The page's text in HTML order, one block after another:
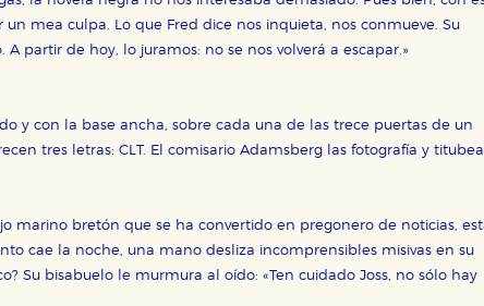
mea culpa. Lo que Fred dice nos inquieta, nos conmueve. Su
partir de hoy, lo juramos: no se nos volverá a escapar.»
y con la base ancha, sobre cada una de las trece puertas de un
tres letras: CLT. El comisario Adamsberg las fotografía y
marino bretón que se ha convertido en pregonero de noticias,
cae la noche, una mano desliza incomprensibles misivas en su
Su bisabuelo le murmura al oído: «Ten cuidado Joss, no sólo hay